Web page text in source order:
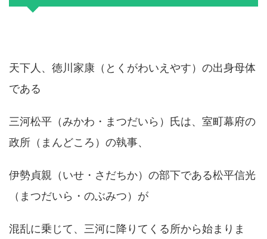
天下人、徳川家康（とくがわいえやす）の出身母体
である
三河松平（みかわ・まつだいら）氏は、室町幕府の
政所（まんどころ）の執事、
伊勢貞親（いせ・さだちか）の部下である松平信光
（まつだいら・のぶみつ）が
混乱に乗じて、三河に降りてくる所から始まりま